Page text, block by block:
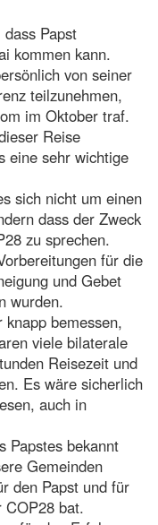
Papst
kommen kann.
von seiner
teilzunehmen,
im Oktober traf.
Reise
eine sehr wichtige
sich nicht um einen
dass der Zweck
zu sprechen.
für die
und Gebet
wurden.
bemessen,
viele bilaterale
Reisezeit und
Es wäre sicherlich
auch in
Papstes bekannt
Gemeinden
den Papst und für
COP28 bat.